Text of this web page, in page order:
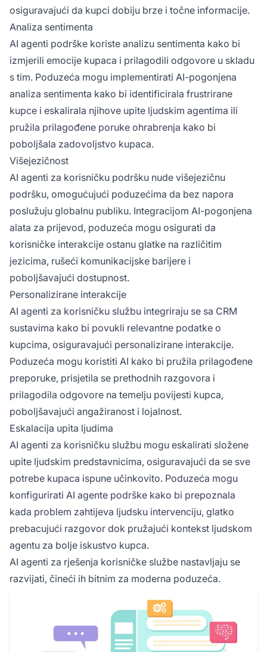
osiguravajući da kupci dobiju brze i točne informacije.
Analiza sentimenta
AI agenti podrške koriste analizu sentimenta kako bi
izmjerili emocije kupaca i prilagodili odgovore u skladu
s tim. Poduzeća mogu implementirati AI-pogonjena
analiza sentimenta kako bi identificirala frustrirane
kupce i eskalirala njihove upite ljudskim agentima ili
pružila prilagođene poruke ohrabrenja kako bi
poboljšala zadovoljstvo kupaca.
Višejezičnost
AI agenti za korisničku podršku nude višejezičnu
podršku, omogućujući poduzećima da bez napora
poslužuju globalnu publiku. Integracijom AI-pogonjena
alata za prijevod, poduzeća mogu osigurati da
korisničke interakcije ostanu glatke na različitim
jezicima, rušeći komunikacijske barijere i
poboljšavajući dostupnost.
Personalizirane interakcije
AI agenti za korisničku službu integriraju se sa CRM
sustavima kako bi povukli relevantne podatke o
kupcima, osiguravajući personalizirane interakcije.
Poduzeća mogu koristiti AI kako bi pružila prilagođene
preporuke, prisjetila se prethodnih razgovora i
prilagodila odgovore na temelju povijesti kupca,
poboljšavajući angažiranost i lojalnost.
Eskalacija upita ljudima
AI agenti za korisničku službu mogu eskalirati složene
upite ljudskim predstavnicima, osiguravajući da se sve
potrebe kupaca ispune učinkovito. Poduzeća mogu
konfigurirati AI agente podrške kako bi prepoznala
kada problem zahtijeva ljudsku intervenciju, glatko
prebacujući razgovor dok pružajući kontekst ljudskom
agentu za bolje iskustvo kupca.
AI agenti za rješenja korisničke službe nastavljaju se
razvijati, čineći ih bitnim za moderna poduzeća.